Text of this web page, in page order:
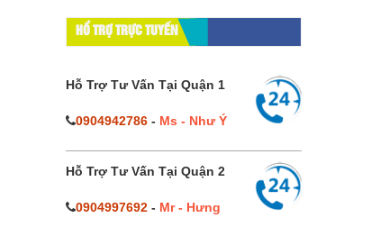
HỔ TRỢ TRỰC TUYẾN
Hỗ Trợ Tư Vấn Tại Quận 1
0904942786- Ms - Như Ý
Hỗ Trợ Tư Vấn Tại Quận 2
0904997692- Mr - Hưng